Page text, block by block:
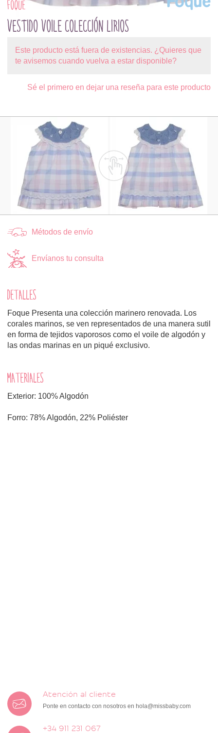
FOQUE
VESTIDO VOILE COLECCIÓN LIRIOS
Este producto está fuera de existencias. ¿Quieres que
te avisemos cuando vuelva a estar disponible?
Sé el primero en dejar una reseña para este producto
Métodos de envío
Envíanos tu consulta
DETALLES
Foque Presenta una colección marinero renovada. Los
corales marinos, se ven representados de una manera sutil
en forma de tejidos vaporosos como el voile de algodón y
las ondas marinas en un piqué exclusivo.
MATERIALES
Exterior: 100% Algodón
Forro: 78% Algodón, 22% Poliéster
Atención al cliente
Ponte en contacto con nosotros en hola@missbaby.com
+34 911 231 067